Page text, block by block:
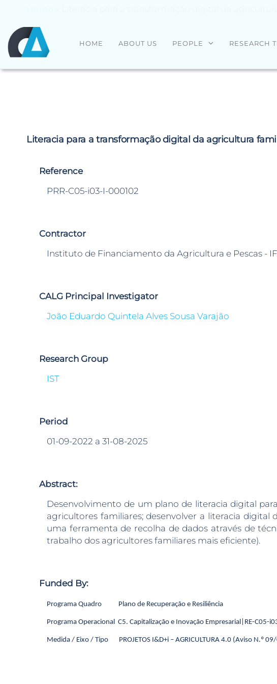
CENTRO
Universidade
HOME ABOUT US PEOPLE RESEARCH
Literacia para a transformação digital da agricultura
Reference
PRR-C05-i03-I-000102
Contractor
Instituto de Financiamento da Agricultura e Pescas -
CALG Principal Investigator
João Eduardo Quintela Alves Sousa Varajão
Research Group
IST
Period
01-09-2022 a 31-08-2025
Abstract:
Desenvolvimento de um plano de literacia digital
agricultores familiares; desenvolver a literacia digital
uma ferramenta de recolha de dados através de
trabalho dos agricultores familiares mais eficiente).
Funded By:
Programa Quadro Plano de Recuperação e Resiliência
Programa Operacional C5. Capitalização e Inovação Empresarial|RE-C05-
Medida / Eixo / Tipo PROJETOS I&D+i – AGRICULTURA 4.0 (Aviso N.º